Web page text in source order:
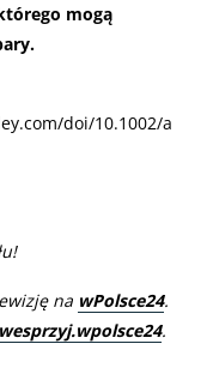
mogą
doi/10.1002/a
na wPolsce24.
wesprzyj.wpolsce24.